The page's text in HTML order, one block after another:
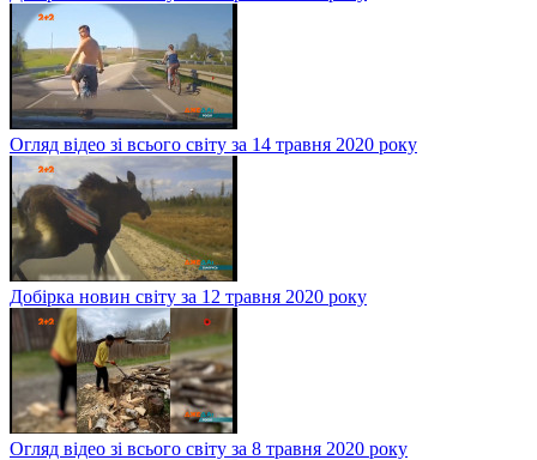
Огляд відео зі всього світу за 14 травня 2020 року
Добірка новин світу за 12 травня 2020 року
Огляд відео зі всього світу за 8 травня 2020 року